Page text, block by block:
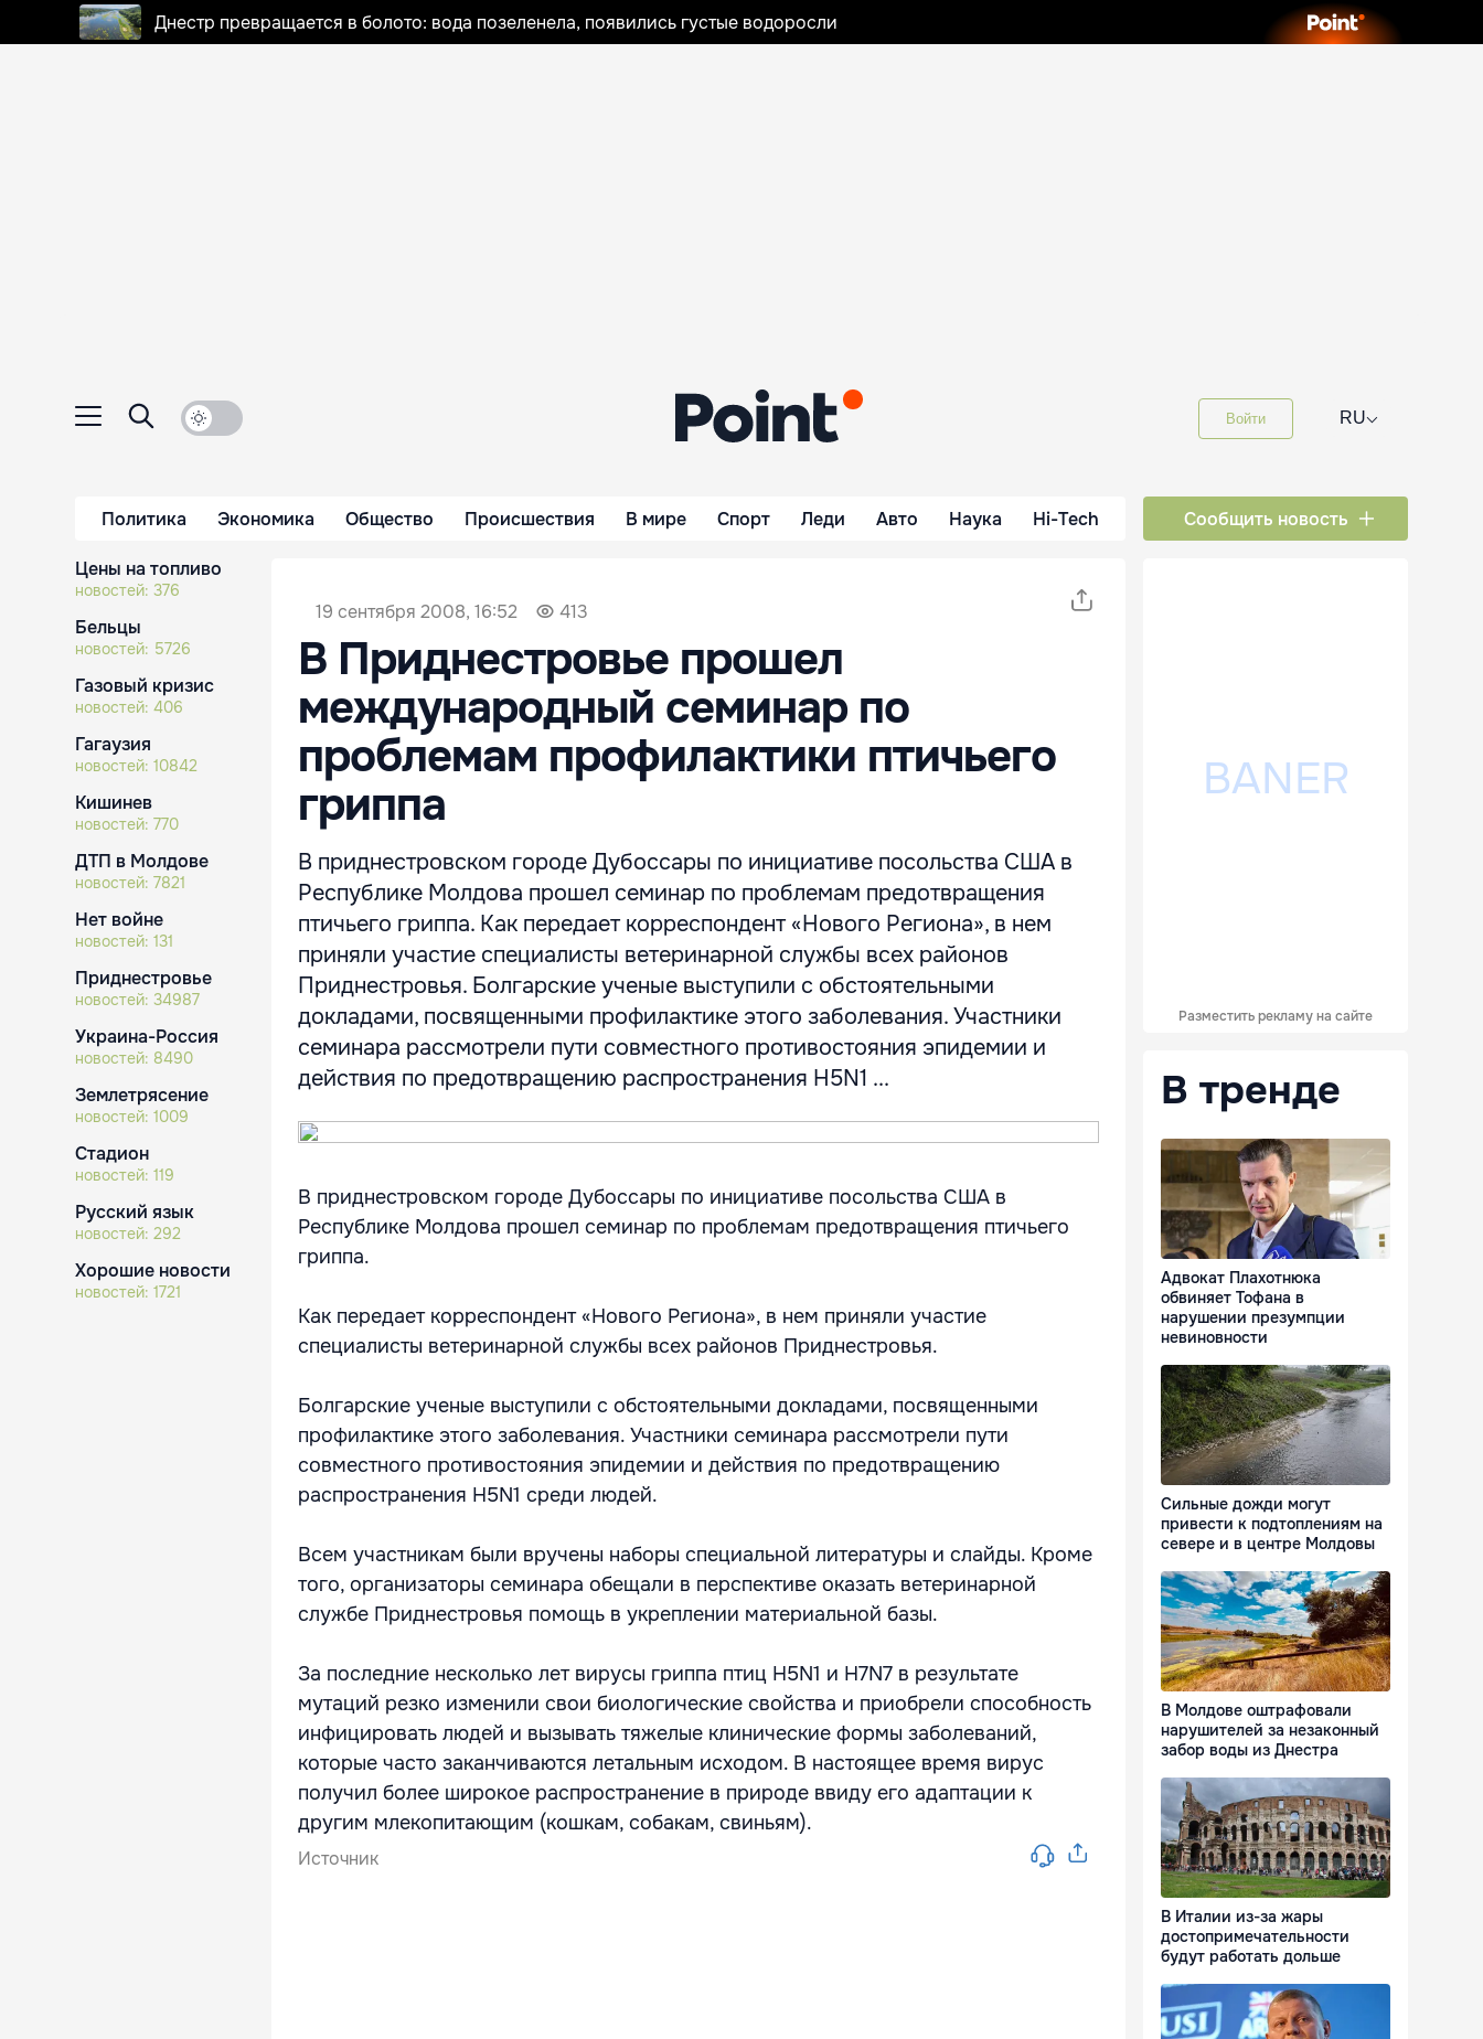
Днестр превращается в болото: вода позеленела, появились густые водоросли
Войти RU⌵
Политика Экономика Общество Происшествия В мире Спорт Леди Авто Наука Hi-Tech Сообщить новость
Цены на топливо
новостей: 376
Бельцы
новостей: 5726
Газовый кризис
новостей: 406
Гагаузия
новостей: 10842
Кишинев
новостей: 770
ДТП в Молдове
новостей: 7821
Нет войне
новостей: 131
Приднестровье
новостей: 34987
Украина-Россия
новостей: 8490
Землетрясение
новостей: 1009
Стадион
новостей: 119
Русский язык
новостей: 292
Хорошие новости
новостей: 1721
19 сентября 2008, 16:52 413
В Приднестровье прошел
международный семинар по
проблемам профилактики птичьего
гриппа
В приднестровском городе Дубоссары по инициативе посольства США в
Республике Молдова прошел семинар по проблемам предотвращения
птичьего гриппа. Как передает корреспондент «Нового Региона», в нем
приняли участие специалисты ветеринарной службы всех районов
Приднестровья. Болгарские ученые выступили с обстоятельными
докладами, посвященными профилактике этого заболевания. Участники
семинара рассмотрели пути совместного противостояния эпидемии и
действия по предотвращению распространения H5N1 ...
В приднестровском городе Дубоссары по инициативе посольства США в
Республике Молдова прошел семинар по проблемам предотвращения птичьего
гриппа.
Как передает корреспондент «Нового Региона», в нем приняли участие
специалисты ветеринарной службы всех районов Приднестровья.
Болгарские ученые выступили с обстоятельными докладами, посвященными
профилактике этого заболевания. Участники семинара рассмотрели пути
совместного противостояния эпидемии и действия по предотвращению
распространения H5N1 среди людей.
Всем участникам были вручены наборы специальной литературы и слайды. Кроме
того, организаторы семинара обещали в перспективе оказать ветеринарной
службе Приднестровья помощь в укреплении материальной базы.
За последние несколько лет вирусы гриппа птиц Н5N1 и H7N7 в результате
мутаций резко изменили свои биологические свойства и приобрели способность
инфицировать людей и вызывать тяжелые клинические формы заболеваний,
которые часто заканчиваются летальным исходом. В настоящее время вирус
получил более широкое распространение в природе ввиду его адаптации к
другим млекопитающим (кошкам, собакам, свиньям).
Источник
Разместить рекламу на сайте
В тренде
Адвокат Плахотнюка
обвиняет Тофана в
нарушении презумпции
невиновности
Сильные дожди могут
привести к подтоплениям на
севере и в центре Молдовы
В Молдове оштрафовали
нарушителей за незаконный
забор воды из Днестра
В Италии из-за жары
достопримечательности
будут работать дольше